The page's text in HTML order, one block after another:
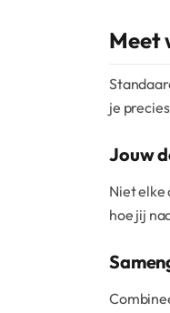
Meet
je
Jouw
Niet elke
hoe jij